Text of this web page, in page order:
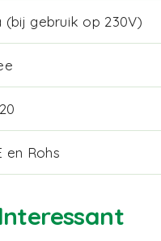
(bij gebruik op 230V)
en Rohs